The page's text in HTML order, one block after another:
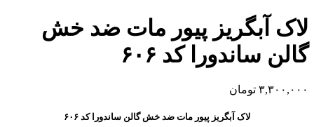
لاک آبگریز پیور مات ضد خش
گالن ساندورا کد ۶۰۶
۳,۳۰۰,۰۰۰ تومان
لاک آبگریز پیور مات ضد خش گالن ساندورا کد ۶۰۶